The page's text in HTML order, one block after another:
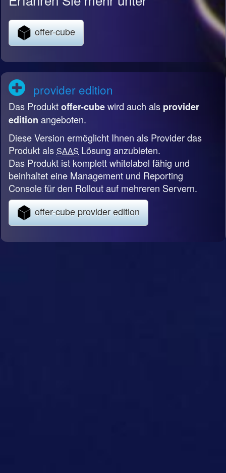
offer-cube
provider edition
Das Produktoffer-cubewird auch als provider
edition angeboten.
Diese Version ermöglicht Ihnen als Provider das
Produkt als SAAS Lösung anzubieten.
Das Produkt ist komplett whitelabel fähig und
beinhaltet eine Management und Reporting
Console für den Rollout auf mehreren Servern.
offer-cube provider edition